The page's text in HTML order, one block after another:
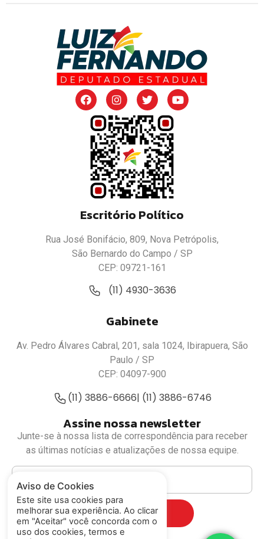
Escritório Político
Rua José Bonifácio, 809, Nova Petrópolis,
São Bernardo do Campo / SP
CEP: 09721-161
(11) 4930-3636
Gabinete
Av. Pedro Álvares Cabral, 201, sala 1024, Ibirapuera, São
Paulo / SP
CEP: 04097-900
(11) 3886-6666| (11) 3886-6746
Assine nossa newsletter
Junte-se à nossa lista de correspondência para receber
as últimas notícias e atualizações de nossa equipe.
Cadastrar
Aviso de Cookies
Este site usa cookies para
melhorar sua experiência. Ao clicar
em "Aceitar" você concorda com o
uso dos cookies, termos e